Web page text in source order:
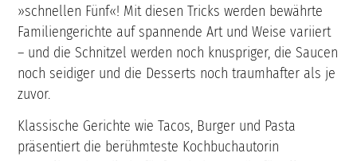
»schnellen Fünf«! Mit diesen Tricks werden bewährte
Familiengerichte auf spannende Art und Weise variiert
– und die Schnitzel werden noch knuspriger, die Saucen
noch seidiger und die Desserts noch traumhafter als je
zuvor.
Klassische Gerichte wie Tacos, Burger und Pasta
präsentiert die berühmteste Kochbuchautorin